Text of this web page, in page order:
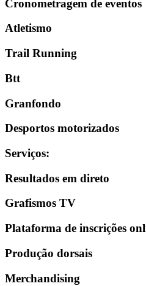
Cronometragem de eventos
Atletismo
Trail Running
Btt
Granfondo
Desportos motorizados
Serviços:
Resultados em direto
Grafismos TV
Plataforma de inscrições
Produção dorsais
Merchandising